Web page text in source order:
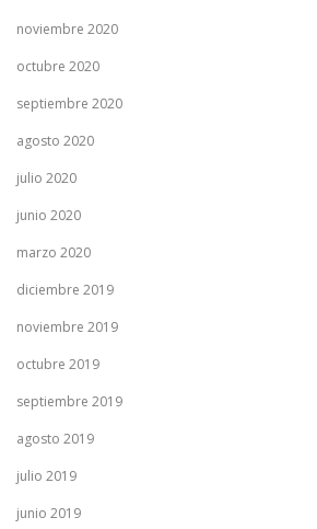
noviembre 2020
octubre 2020
septiembre 2020
agosto 2020
julio 2020
junio 2020
marzo 2020
diciembre 2019
noviembre 2019
octubre 2019
septiembre 2019
agosto 2019
julio 2019
junio 2019